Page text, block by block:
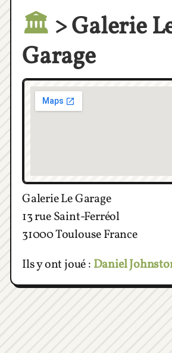
🏛️ > Galerie
Garage
Galerie Le Garage
13 rue Saint-Ferréol
31000 Toulouse France
Ils y ont joué : Daniel